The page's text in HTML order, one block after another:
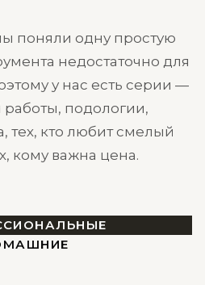
поняли одну простую
недостаточно для
у нас есть серии —
подологии,
тех, кто любит смелый
кому важна цена.